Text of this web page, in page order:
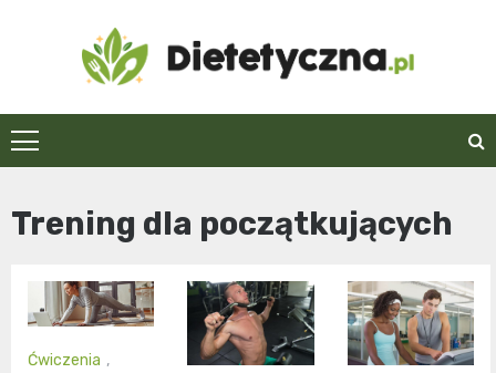
Dietetyczna.pl
Trening dla początkujących
Ćwiczenia ,